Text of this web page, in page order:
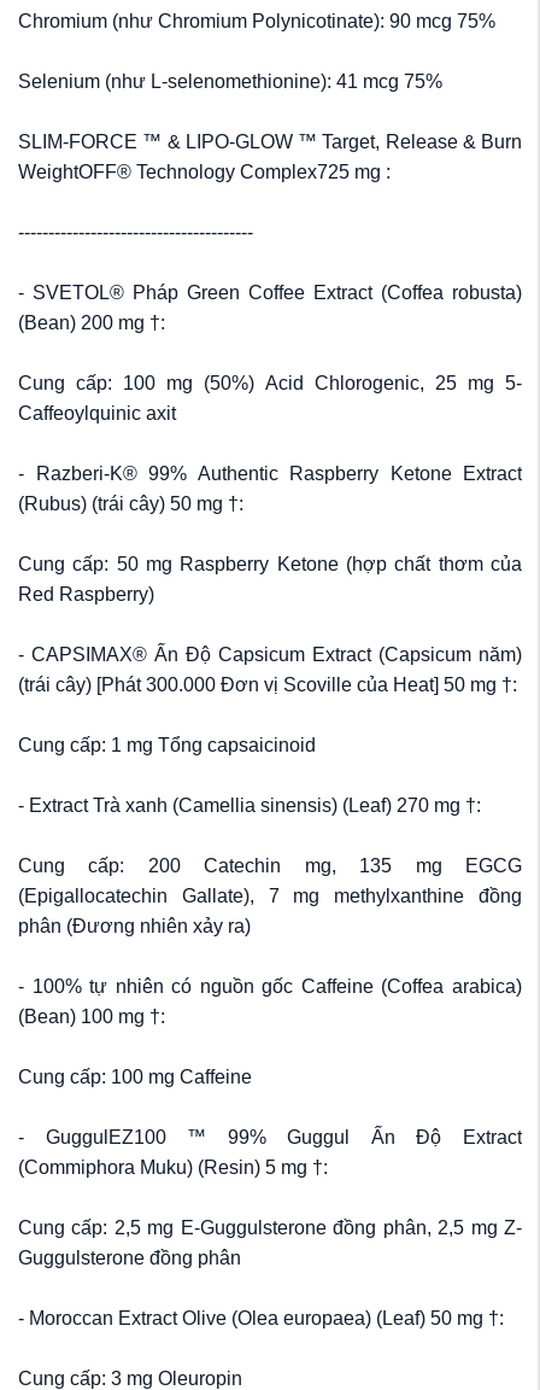
Chromium (như Chromium Polynicotinate): 90 mcg 75%
Selenium (như L-selenomethionine): 41 mcg 75%
SLIM-FORCE ™ & LIPO-GLOW ™ Target, Release & Burn
WeightOFF® Technology Complex725 mg :
---------------------------------------
- SVETOL® Pháp Green Coffee Extract (Coffea robusta)
(Bean) 200 mg †:
Cung cấp: 100 mg (50%) Acid Chlorogenic, 25 mg 5-
Caffeoylquinic axit
- Razberi-K® 99% Authentic Raspberry Ketone Extract
(Rubus) (trái cây) 50 mg †:
Cung cấp: 50 mg Raspberry Ketone (hợp chất thơm của
Red Raspberry)
- CAPSIMAX® Ấn Độ Capsicum Extract (Capsicum năm)
(trái cây) [Phát 300.000 Đơn vị Scoville của Heat] 50 mg †:
Cung cấp: 1 mg Tổng capsaicinoid
- Extract Trà xanh (Camellia sinensis) (Leaf) 270 mg †:
Cung cấp: 200 Catechin mg, 135 mg EGCG
(Epigallocatechin Gallate), 7 mg methylxanthine đồng
phân (Đương nhiên xảy ra)
- 100% tự nhiên có nguồn gốc Caffeine (Coffea arabica)
(Bean) 100 mg †:
Cung cấp: 100 mg Caffeine
- GuggulEZ100 ™ 99% Guggul Ấn Độ Extract
(Commiphora Muku) (Resin) 5 mg †:
Cung cấp: 2,5 mg E-Guggulsterone đồng phân, 2,5 mg Z-
Guggulsterone đồng phân
- Moroccan Extract Olive (Olea europaea) (Leaf) 50 mg †:
Cung cấp: 3 mg Oleuropin